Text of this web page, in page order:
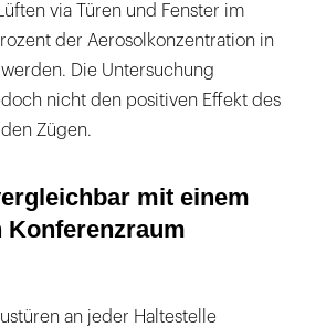
via Türen und Fenster im
der Aerosolkonzentration in
Die Untersuchung
nicht den positiven Effekt des
Zügen.
mit einem
an jeder Haltestelle